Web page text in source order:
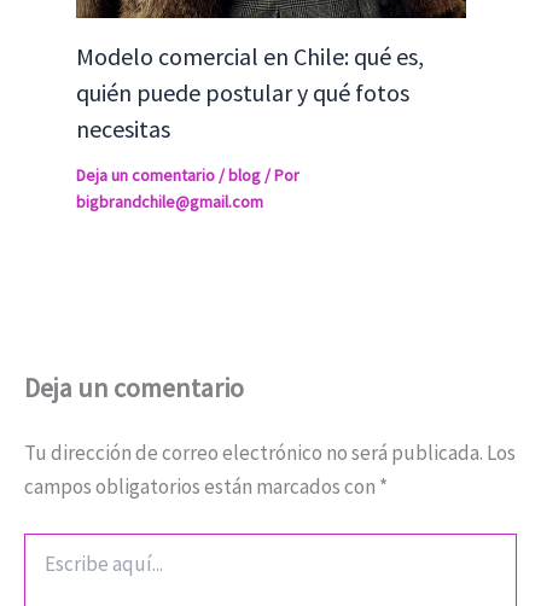
Modelo comercial en Chile: qué es,
quién puede postular y qué fotos
necesitas
Deja un comentario/blog/ Por
bigbrandchile@gmail.com
Deja un comentario
Tu dirección de correo electrónico no será publicada. Los
campos obligatorios están marcados con *
aquí...